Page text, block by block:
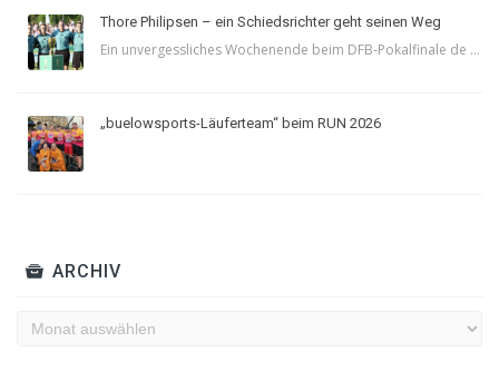
Thore Philipsen – ein Schiedsrichter geht seinen Weg
Ein unvergessliches Wochenende beim DFB-Pokalfinale de ...
„buelowsports-Läuferteam“ beim RUN 2026
ARCHIV
Archiv